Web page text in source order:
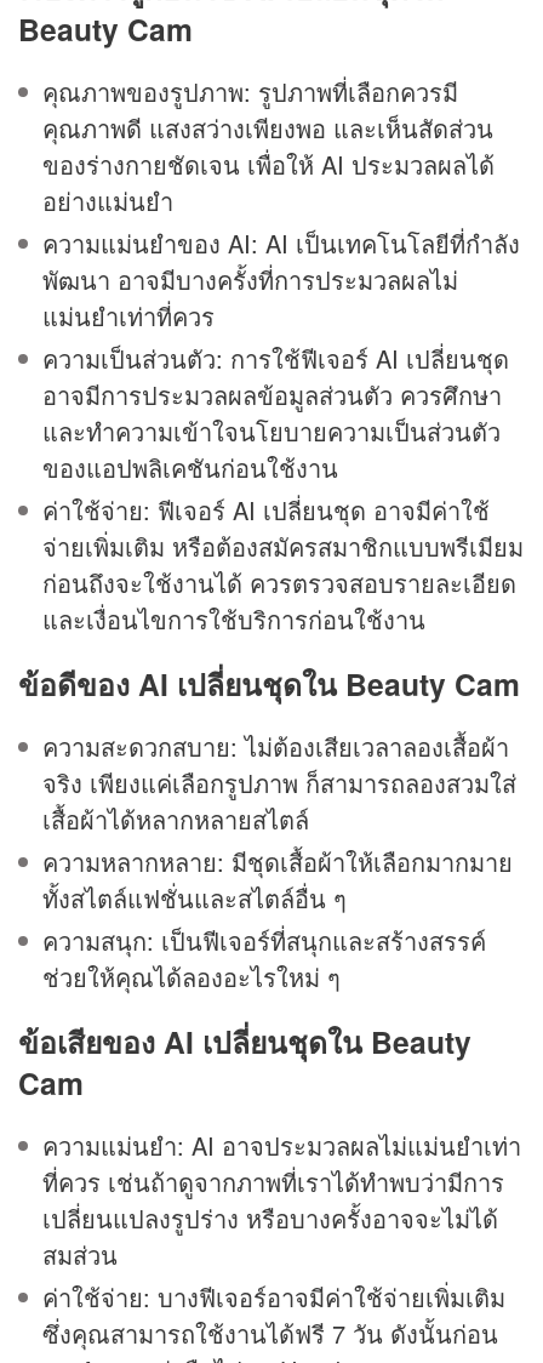
Beauty Cam
คุณภาพของรูปภาพ: รูปภาพที่เลือกควรมี
คุณภาพดี แสงสว่างเพียงพอ และเห็นสัดส่วน
ของร่างกายชัดเจน เพื่อให้ AI ประมวลผลได้
อย่างแม่นยำ
ความแม่นยำของ AI: AI เป็นเทคโนโลยีที่กำลัง
พัฒนา อาจมีบางครั้งที่การประมวลผลไม่
แม่นยำเท่าที่ควร
ความเป็นส่วนตัว: การใช้ฟีเจอร์ AI เปลี่ยนชุด
อาจมีการประมวลผลข้อมูลส่วนตัว ควรศึกษา
และทำความเข้าใจนโยบายความเป็นส่วนตัว
ของแอปพลิเคชันก่อนใช้งาน
ค่าใช้จ่าย: ฟีเจอร์ AI เปลี่ยนชุด อาจมีค่าใช้
จ่ายเพิ่มเติม หรือต้องสมัครสมาชิกแบบพรีเมียม
ก่อนถึงจะใช้งานได้ ควรตรวจสอบรายละเอียด
และเงื่อนไขการใช้บริการก่อนใช้งาน
ข้อดีของ AI เปลี่ยนชุดใน Beauty Cam
ความสะดวกสบาย: ไม่ต้องเสียเวลาลองเสื้อผ้า
จริง เพียงแค่เลือกรูปภาพ ก็สามารถลองสวมใส่
เสื้อผ้าได้หลากหลายสไตล์
ความหลากหลาย: มีชุดเสื้อผ้าให้เลือกมากมาย
ทั้งสไตล์แฟชั่นและสไตล์อื่น ๆ
ความสนุก: เป็นฟีเจอร์ที่สนุกและสร้างสรรค์
ช่วยให้คุณได้ลองอะไรใหม่ ๆ
ข้อเสียของ AI เปลี่ยนชุดใน Beauty
Cam
ความแม่นยำ: AI อาจประมวลผลไม่แม่นยำเท่า
ที่ควร เช่นถ้าดูจากภาพที่เราได้ทำพบว่ามีการ
เปลี่ยนแปลงรูปร่าง หรือบางครั้งอาจจะไม่ได้
สมส่วน
ค่าใช้จ่าย: บางฟีเจอร์อาจมีค่าใช้จ่ายเพิ่มเติม
ซึ่งคุณสามารถใช้งานได้ฟรี 7 วัน ดังนั้นก่อน